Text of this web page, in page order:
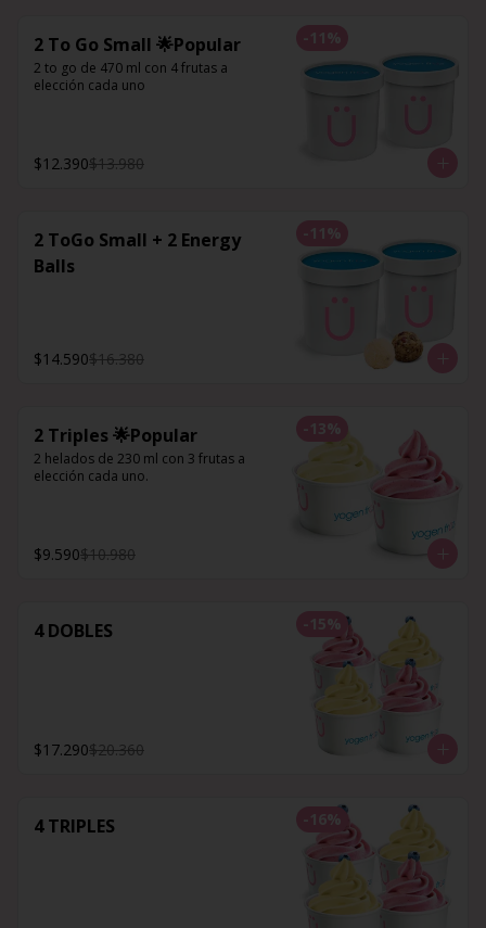
-11 %
2 To Go Small 🌟Popular
2 to go de 470 ml con 4 frutas a
elección cada uno
$12.390$13.980
-11 %
2 ToGo Small + 2 Energy
Balls
$14.590$16.380
-13%
2 Triples 🌟Popular
2 helados de 230 ml con 3 frutas a
elección cada uno.
$9.590$10.980
-15%
4 DOBLES
$17.290$20.360
-16%
4 TRIPLES